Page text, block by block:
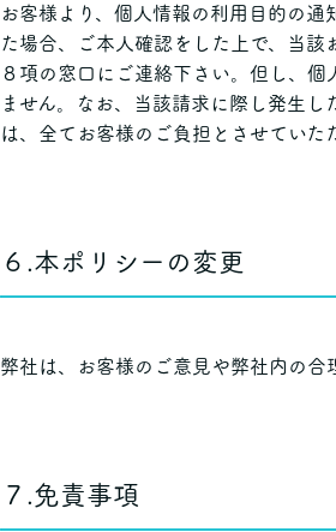
お客様より、個人情報の利用目的の
た場合、ご本人確認をした上で、当
８項の窓口にご連絡下さい。但し、
ません。なお、当該請求に際し発生
は、全てお客様のご負担とさせていた
６.本ポリシーの変更
弊社は、お客様のご意見や弊社内の合
７.免責事項